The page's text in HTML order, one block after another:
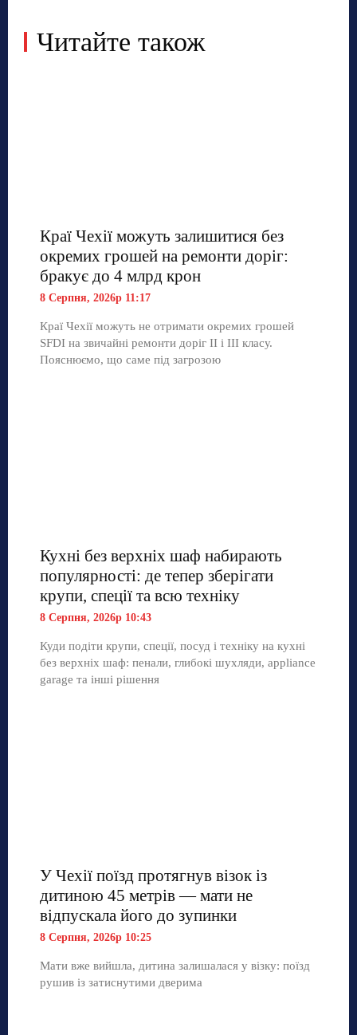
Читайте також
Краї Чехії можуть залишитися без
окремих грошей на ремонти доріг:
бракує до 4 млрд крон
8 Серпня, 2026р 11:17
Краї Чехії можуть не отримати окремих грошей
SFDI на звичайні ремонти доріг II і III класу.
Пояснюємо, що саме під загрозою
Кухні без верхніх шаф набирають
популярності: де тепер зберігати
крупи, спеції та всю техніку
8 Серпня, 2026р 10:43
Куди подіти крупи, спеції, посуд і техніку на кухні
без верхніх шаф: пенали, глибокі шухляди, appliance
garage та інші рішення
У Чехії поїзд протягнув візок із
дитиною 45 метрів — мати не
відпускала його до зупинки
8 Серпня, 2026р 10:25
Мати вже вийшла, дитина залишалася у візку: поїзд
рушив із затиснутими дверима